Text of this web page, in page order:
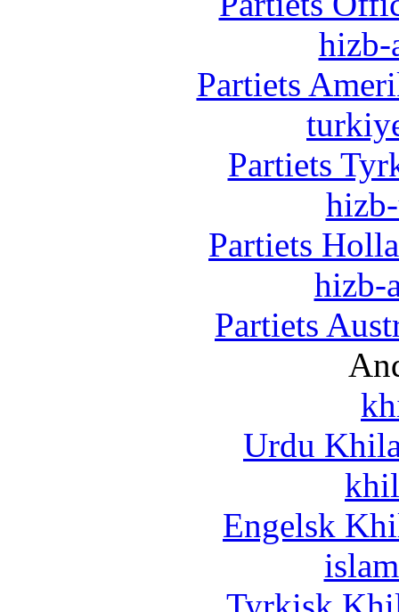
hizb-
Partiets
Partiets
Partiets
hizb-
Partiets
Urdu
Engelsk